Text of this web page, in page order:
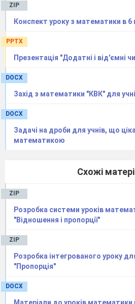
створений українським
Сядристим. Довжина
ширина на
мм менша.
книжка у 19 разів більша
павутинкою. Неозброєним
«Кобзар» не прочитаєш.
Дзвіниця Києво-
дзвонів. Маса
дзвону становить
дзвонів, Успенського -
найстарішого по
.
найбільшого дзвону і
дзвонів, якщо маса
VІ. Практична задача –
4.Знайти площу
ZIP
Конспект уроку з математики в 6
PPTX
Презентація "Додатні і від'ємні
DOCX
Захід з математики "КВК" для
DOCX
Задачі на дроби для учнів, що
математикою
Схожі
ZIP
Розробка системи уроків
"Відношення і пропорції"
ZIP
Розробка інтегрованого уроку
"Пропорція"
DOCX
Матеріали до уроків математики